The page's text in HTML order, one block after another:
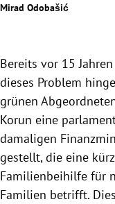
Untermenü
Untermenü
Mirad Odobašić
Bereits vor 15
dieses Problem
grünen
Korun eine
damaligen
gestellt, die eine
Familienbeihilfe für
Familien betrifft.